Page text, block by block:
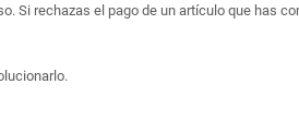
Si rechazas el pago de un artículo que has